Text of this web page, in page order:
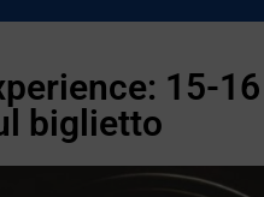
15-
biglietto